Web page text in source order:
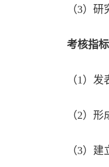
（3）
考核指
（1）
（2）
（3）